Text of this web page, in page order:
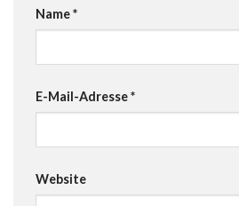
Name*
E-Mail-Adresse*
Website